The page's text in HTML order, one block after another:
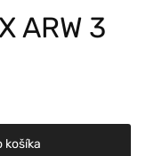
ARW 3
košíka